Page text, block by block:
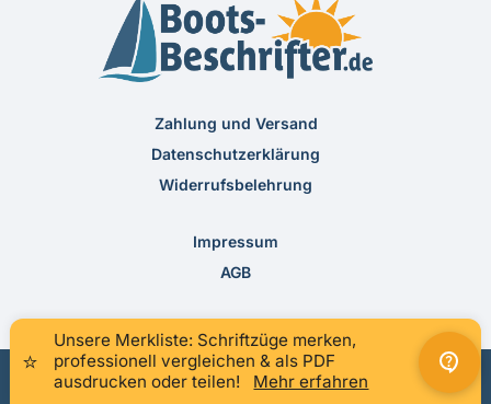
Zahlung und Versand
Datenschutzerklärung
Widerrufsbelehrung
Impressum
AGB
⭐
Unsere Merkliste: Schriftzüge merken,
professionell vergleichen & als PDF
ausdrucken oder teilen!
Mehr erfahren
×